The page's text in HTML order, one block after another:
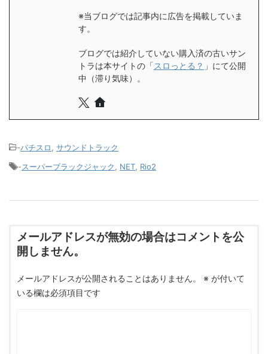
※当ブログでは記事内に広告を掲載していま
す。
ブログでは紹介していない購入済の古いサン
トラは本サイトの「スロっとる？ 」にて公開
中（滞り気味）。
-パチスロ
サウンドトラック
-スーパーブラックジャック NET Rio2
メールアドレスが無効の場合はコメントを公
開しません。
メールアドレスが公開されることはありません。 ※ が付いて
いる欄は必須項目です